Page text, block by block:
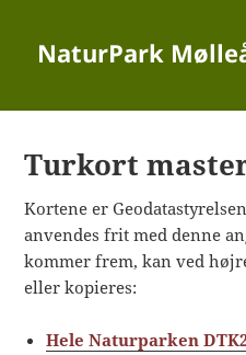
NaturPark
Turkort
Kortene er
anvendes frit med denne
kommer frem, kan ved
eller kopieres:
Hele Naturparken